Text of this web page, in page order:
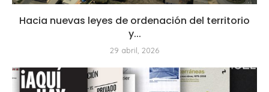
Hacia nuevas leyes de ordenación del territorio
y...
29 abril, 2026